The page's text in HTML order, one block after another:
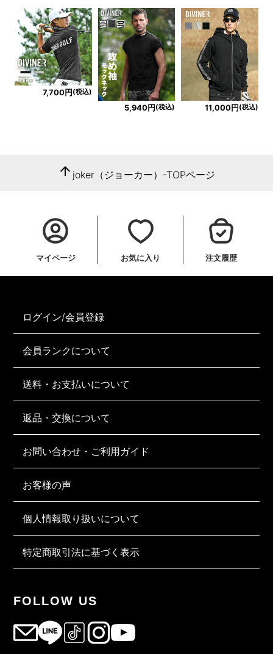
7,700円(税込)
5,940円 (税込) 11,000円 (税込)
arrow_upward joker（ジョーカー）-TOPページ
マイページ お気に入り 注文履歴
ログイン/会員登録
会員ランクについて
送料・お支払いについて
返品・交換について
お問い合わせ・ご利用ガイド
お客様の声
個人情報取り扱いについて
特定商取引法に基づく表示
FOLLOW US